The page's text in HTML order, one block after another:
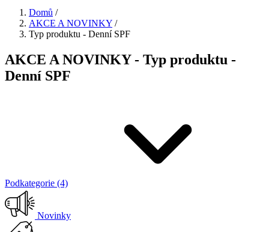
Domů /
AKCE A NOVINKY /
Typ produktu - Denní SPF
AKCE A NOVINKY - Typ produktu -
Denní SPF
Podkategorie (4)
Novinky